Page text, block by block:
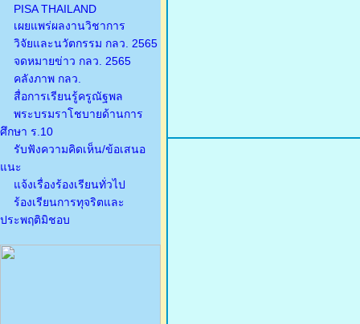
PISA THAILAND
เผยแพร่ผลงานวิชาการ
วิจัยและนวัตกรรม กลว. 2565
จดหมายข่าว กลว. 2565
คลังภาพ กลว.
สื่อการเรียนรู้ครูณัฐพล
พระบรมราโชบายด้านการ
ศึกษา ร.10
รับฟังความคิดเห็น/ข้อเสนอ
แนะ
แจ้งเรื่องร้องเรียนทั่วไป
ร้องเรียนการทุจริตและ
ประพฤติมิชอบ